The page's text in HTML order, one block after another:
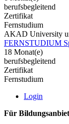
berufsbegleitend
Zertifikat
Fernstudium
AKAD University
FERNSTUDIUM
18 Monat(e)
berufsbegleitend
Zertifikat
Fernstudium
Login
Für